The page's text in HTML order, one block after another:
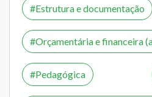
Estrutura e documentação
Orçamentária e financeira
Pedagógica